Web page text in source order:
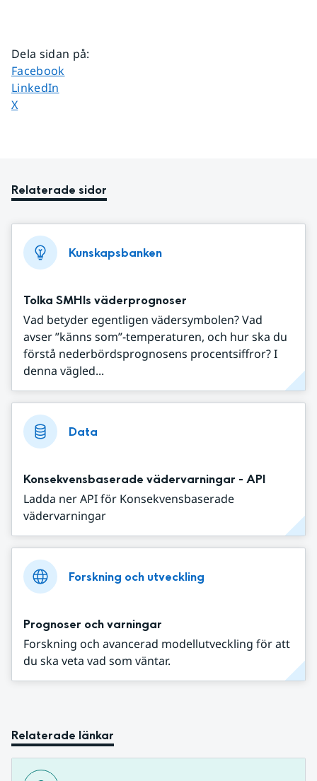
Dela sidan på:
Dela sidan på
Facebook
Dela sidan på
LinkedIn
Dela sidan på
X
Relaterade sidor
Kunskapsbanken
Tolka SMHIs väderprognoser
Vad betyder egentligen vädersymbolen? Vad
avser ”känns som”-temperaturen, och hur ska du
förstå nederbördsprognosens procentsiffror? I
denna vägled...
Data
Konsekvensbaserade vädervarningar - API
Ladda ner API för Konsekvensbaserade
vädervarningar
Forskning och utveckling
Prognoser och varningar
Forskning och avancerad modellutveckling för att
du ska veta vad som väntar.
Relaterade länkar